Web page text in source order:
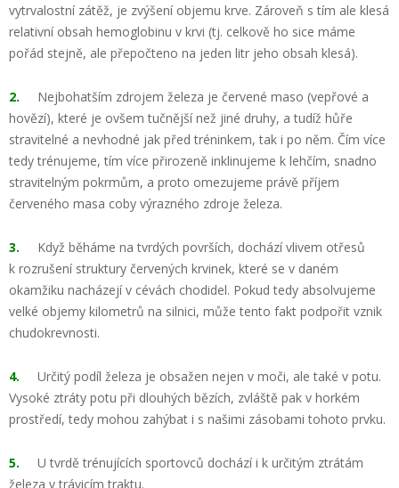
vytrvalostní zátěž, je zvýšení objemu krve. Zároveň s tím ale klesá
relativní obsah hemoglobinu v krvi (tj. celkově ho sice máme
pořád stejně, ale přepočteno na jeden litr jeho obsah klesá).
2. Nejbohatším zdrojem železa je červené maso (vepřové a
hovězí), které je ovšem tučnější než jiné druhy, a tudíž hůře
stravitelné a nevhodné jak před tréninkem, tak i po něm. Čím více
tedy trénujeme, tím více přirozeně inklinujeme k lehčím, snadno
stravitelným pokrmům, a proto omezujeme právě příjem
červeného masa coby výrazného zdroje železa.
3.
Když běháme na tvrdých površích, dochází vlivem otřesů
k rozrušení struktury červených krvinek, které se v daném
okamžiku nacházejí v cévách chodidel. Pokud tedy absolvujeme
velké objemy kilometrů na silnici, může tento fakt podpořit vznik
chudokrevnosti.
4.
Určitý podíl železa je obsažen nejen v moči, ale také v potu.
Vysoké ztráty potu při dlouhých bězích, zvláště pak v horkém
prostředí, tedy mohou zahýbat i s našimi zásobami tohoto prvku.
5. U tvrdě trénujících sportovců dochází i k určitým ztrátám
železa v trávicím traktu.